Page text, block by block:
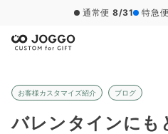
通常便 8/31 特急便
お客様カスタマイズ紹介 ブログ
バレンタインにも